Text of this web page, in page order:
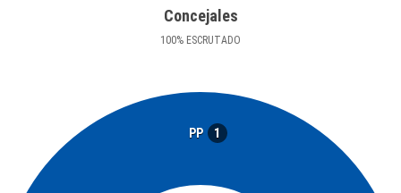
Concejales
100% ESCRUTADO
PP 1